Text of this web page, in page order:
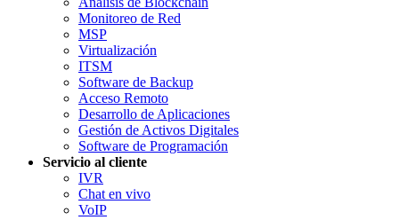
Monitoreo de Red
MSP
Virtualización
ITSM
Software de Backup
Acceso Remoto
Desarrollo de Aplicaciones
Gestión de Activos Digitales
Software de Programación
Servicio al cliente
IVR
Chat en vivo
VoIP